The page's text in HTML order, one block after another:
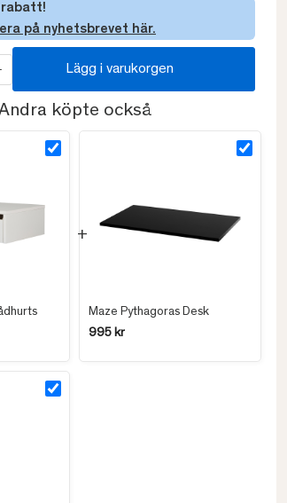
rabatt!
på nyhetsbrevet här.
Lägg i varukorgen
köpte också
Maze Pythagoras Desk
995 kr